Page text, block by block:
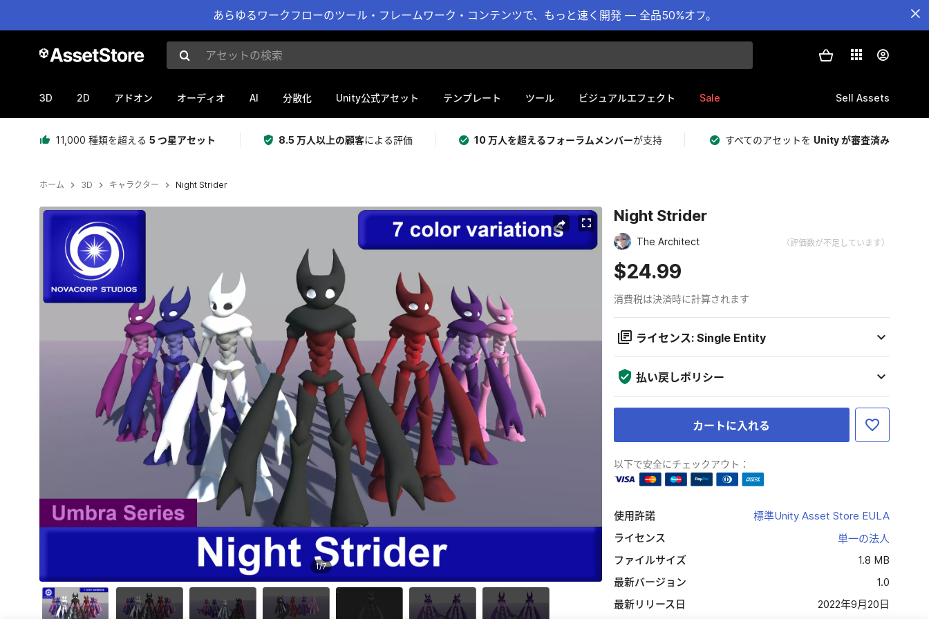
あらゆるワークフローのツール・フレームワーク・コンテンツで、もっと速く開発 — 全品50%オフ。
アセットの検索
3D 2D アドオン オーディオ AI 分散化 Unity公式アセット テンプレート ツール ビジュアルエフェクト Sale Sell Assets
11,000 種類を超える 5 つ星アセット 8.5 万人以上の顧客による評価 10 万人を超えるフォーラムメンバーが支持 すべてのアセットを Unity が審査済み
ホーム 3D キャラクター Night Strider
現在のスライド：1 / 7
1/7
Night Strider
The Architect （評価数が不足しています）
$24.99
消費税は決済時に計算されます
ライセンス: Single Entity
払い戻しポリシー
カートに入れる
以下で安全にチェックアウト：
使用許諾
標準Unity Asset Store EULA
ライセンス
単一の法人
ファイルサイズ
1.8 MB
最新バージョン
1.0
最新リリース日
2022年9月20日